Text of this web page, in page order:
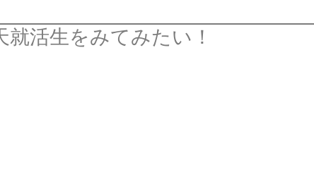
就活生をみてみたい！